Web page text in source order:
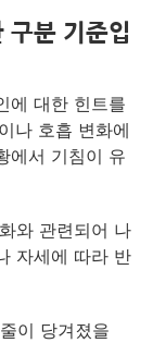
구분 기준입
에 대한 힌트를
나 호흡 변화에
에서 기침이 유
와 관련되어 나
자세에 따라 반
이 당겨졌을